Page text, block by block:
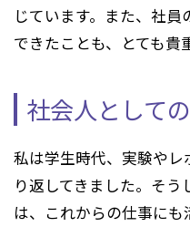
じています。また、社
できたことも、とても貴
社会人として
私は学生時代、実験や
り返してきました。そ
は、これからの仕事に